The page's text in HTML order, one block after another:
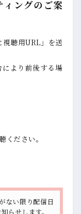
ングのご案
視聴用URL」を送
より前後する場
ください。
ない限り配信日
らせします。